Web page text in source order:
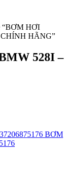
“BƠM HƠI
HÃNG”
528I –
BƠM